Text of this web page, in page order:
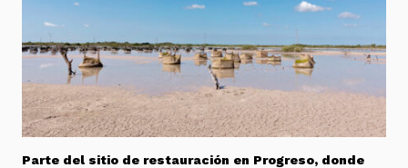
Parte del sitio de restauración en Progreso, donde